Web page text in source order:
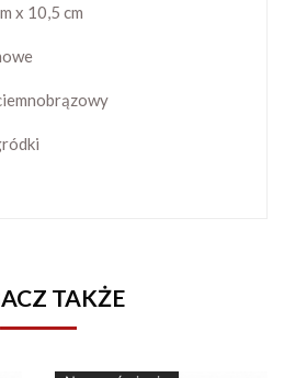
x 10,5 cm
TAKŻE